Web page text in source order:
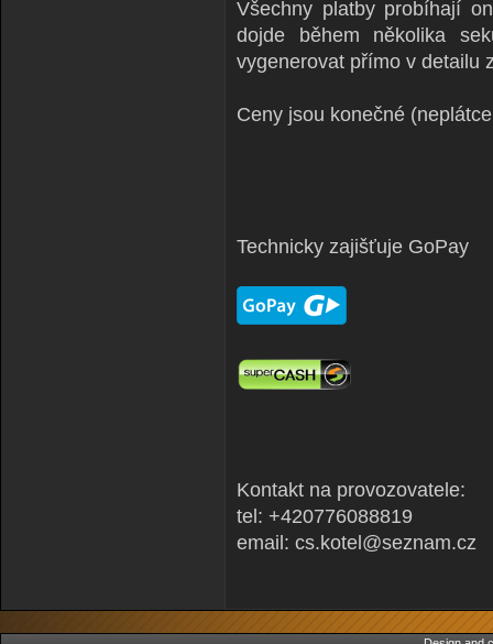
Všechny platby probíhají
dojde během několika
vygenerovat přímo v detailu
Ceny jsou konečné
Technicky zajišťuje GoPay
Kontakt na provozovatele:
tel: +420776088819
email: cs.kotel@seznam.cz